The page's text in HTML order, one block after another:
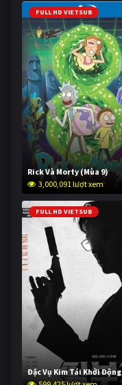
FULL HD VIETSUB
Rick Và Morty (Mùa 9)
3,000,091 lượt xem
FULL HD VIETSUB
Đặc Vụ Kim Tái Khởi Động